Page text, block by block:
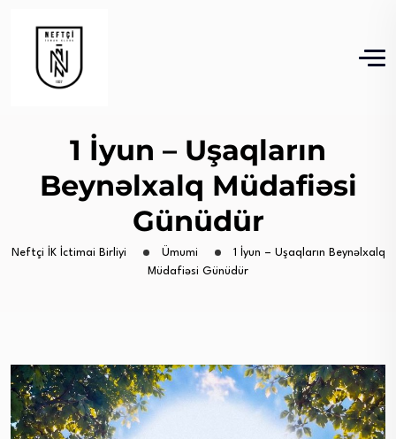
1 İyun – Uşaqların
Beynəlxalq Müdafiəsi
Günüdür
Neftçi İK İctimai Birliyi Ümumi
1 İyun – Uşaqların Beynəlxalq
Müdafiəsi Günüdür